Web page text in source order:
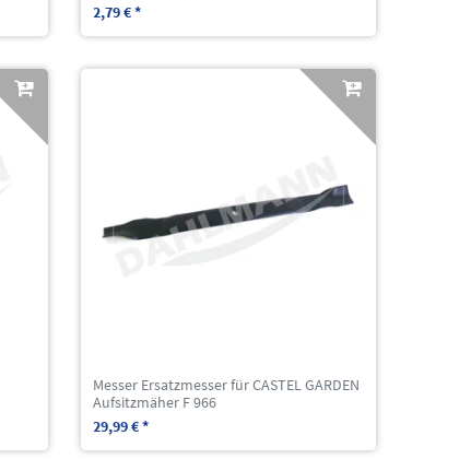
2,79 € *
Messer Ersatzmesser für CASTEL GARDEN
Aufsitzmäher F 966
29,99 € *